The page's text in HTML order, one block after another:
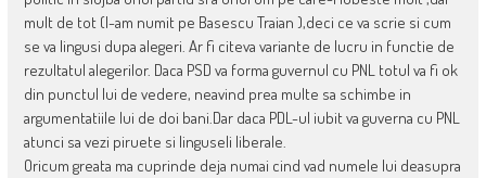
mult de tot (l-am numit pe Basescu Traian ),deci ce va scrie si cum
se va lingusi dupa alegeri. Ar fi citeva variante de lucru in functie de
rezultatul alegerilor. Daca PSD va forma guvernul cu PNL totul va fi ok
din punctul lui de vedere, neavind prea multe sa schimbe in
argumentatiile lui de doi bani.Dar daca PDL-ul iubit va guverna cu PNL
atunci sa vezi piruete si linguseli liberale.
Oricum greata ma cuprinde deja numai cind vad numele lui deasupra